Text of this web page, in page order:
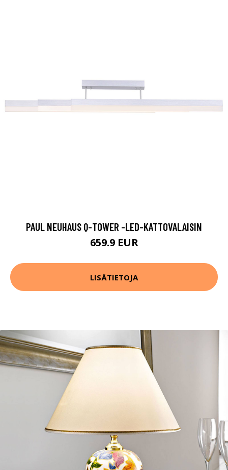
PAUL NEUHAUS Q-TOWER -LED-KATTOVALAISIN
659.9 EUR
LISÄTIETOJA